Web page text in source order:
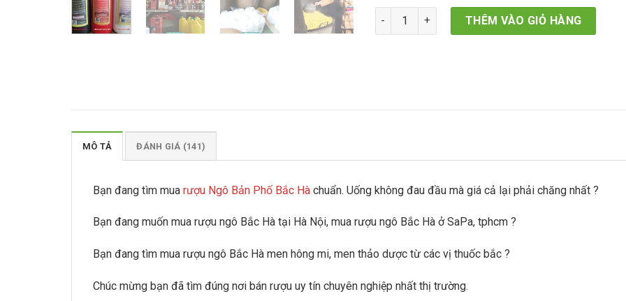
Rượu ngô Bản Phố Bắc Hà Lào Cai số lượng
THÊM VÀO GIỎ HÀNG
MÔ TẢ ĐÁNH GIÁ (141)
Bạn đang tìm mua rượu Ngô Bản Phố Bắc Hà chuẩn. Uống không đau đầu mà giá cả lại phải chăng nhất ?
Bạn đang muốn mua rượu ngô Bắc Hà tại Hà Nội, mua rượu ngô Bắc Hà ở SaPa, tphcm ?
Bạn đang tìm mua rượu ngô Bắc Hà men hông mi, men thảo dược từ các vị thuốc bắc ?
Chúc mừng bạn đã tìm đúng nơi bán rượu uy tín chuyên nghiệp nhất thị trường.